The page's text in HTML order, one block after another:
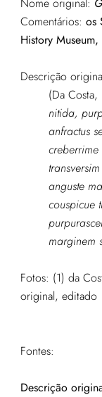
Comentários: os
History
Descrição
(Da Costa,
nitida,
anfractus
creberrime
anguste
couspicue
marginem
Fotos: (1) da
original, editado
Fontes:
Descrição